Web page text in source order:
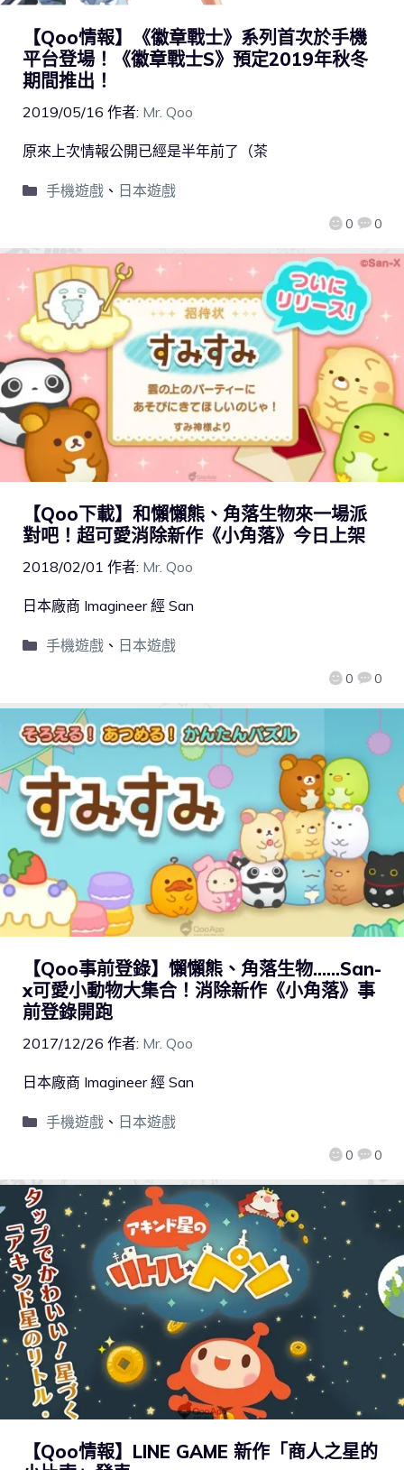
【Qoo情報】《徽章戰士》系列首次於手機
平台登場！《徽章戰士S》預定2019年秋冬
期間推出！
2019/05/16 作者: Mr. Qoo
0 0
原來上次情報公開已經是半年前了（茶
手機遊戲、 日本遊戲
【Qoo下載】和懶懶熊、角落生物來一場派
對吧！超可愛消除新作《小角落》今日上架
2018/02/01 作者: Mr. Qoo
0 0
日本廠商 Imagineer 經 San
手機遊戲、 日本遊戲
【Qoo事前登錄】懶懶熊、角落生物……San-
x可愛小動物大集合！消除新作《小角落》事
前登錄開跑
2017/12/26 作者: Mr. Qoo
0 0
日本廠商 Imagineer 經 San
手機遊戲、 日本遊戲
【Qoo情報】LINE GAME 新作「商人之星的